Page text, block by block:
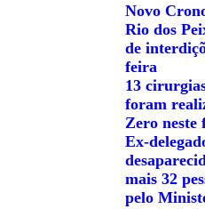
Novo
Rio dos
de
feira
13
foram
Zero neste
Ex-
mais 32
pelo